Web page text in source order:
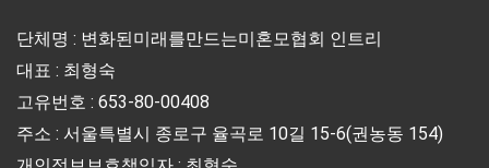
단체명 : 변화된미래를만드는미혼모협회 인트리
대표 : 최형숙
고유번호 : 653-80-00408
주소 : 서울특별시 종로구 율곡로 10길 15-6(권농동 154)